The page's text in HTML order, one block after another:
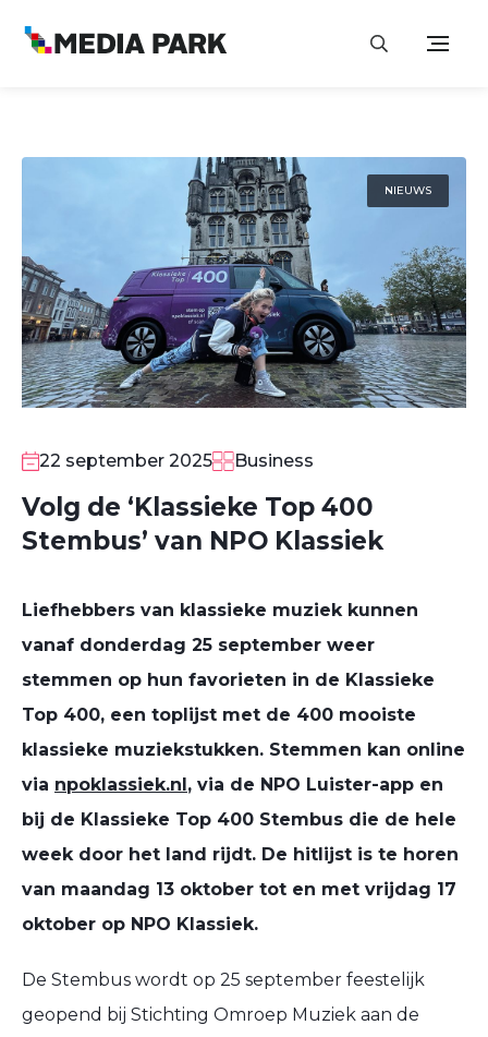
NIEUWS
22 september 2025 Business
Volg de ‘Klassieke Top 400
Stembus’ van NPO Klassiek
Liefhebbers van klassieke muziek kunnen
vanaf donderdag 25 september weer
stemmen op hun favorieten in de Klassieke
Top 400, een toplijst met de 400 mooiste
klassieke muziekstukken. Stemmen kan online
via npoklassiek.nl, via de NPO Luister-app en
bij de Klassieke Top 400 Stembus die de hele
week door het land rijdt. De hitlijst is te horen
van maandag 13 oktober tot en met vrijdag 17
oktober op NPO Klassiek.
De Stembus wordt op 25 september feestelijk
geopend bij Stichting Omroep Muziek aan de